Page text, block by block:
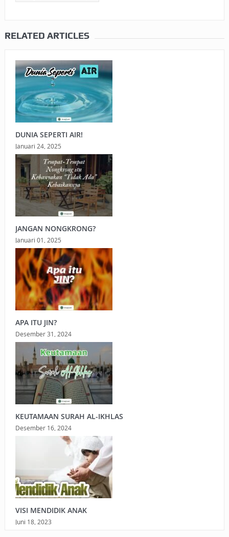
RELATED ARTICLES
DUNIA SEPERTI AIR!
Januari 24, 2025
JANGAN NONGKRONG?
Januari 01, 2025
APA ITU JIN?
Desember 31, 2024
KEUTAMAAN SURAH AL-IKHLAS
Desember 16, 2024
VISI MENDIDIK ANAK
Juni 18, 2023